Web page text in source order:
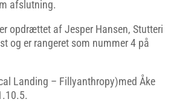
afslutning.
opdrættet af Jesper Hansen, Stutteri
og er rangeret som nummer 4 på
Landing – Fillyanthropy)med Åke